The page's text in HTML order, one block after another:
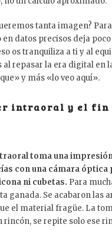
tanta imagen?
datos precisos deja poco
os tranquiliza a ti y al
al repasar la era digital en
y más «lo veo aquí».
intraoral y el fin
toma una
con una cámara óptica
ni cubetas. Para
ganada. Se acabaron las
el material fragüe. La
rincón, se repite solo ese